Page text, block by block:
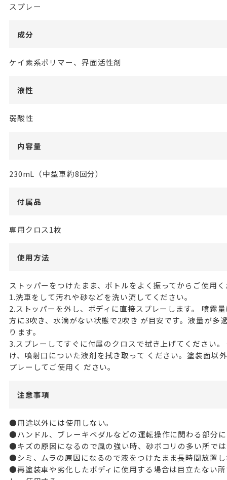
スプレー
成分
ケイ素系ポリマー、界面活性剤
液性
弱酸性
内容量
230mL（中型車約8回分）
付属品
専用クロス1枚
使用方法
ストッパーをつけたまま、ボトルをよく振ってからご使用
1.洗車をして汚れや砂などを洗い流してください。
2.ストッパーを外し、ボディに直接スプレーします。 噴霧
方に3吹き、水滴がない状態で2吹き が目安です。液量が多
ります。
3.スプレーしてすぐに付属のクロスで拭き上げてください
け、噴射口についた液剤を拭き取って ください。塗装面以
プレーしてご使用く ださい。
注意事項
●用途以外には使用しない。
●ハンドル、ブレーキベダルなどの運転操作に関わる部分
●キズの原因になるので風の強い時、砂ボコリの多い所で
●シミ、ムラの原因になるので液をつけたまま長時間放置
●再塗装車や劣化したボディに使用する場合は目立たない